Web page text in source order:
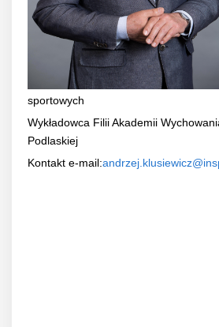
sportowych
Wykładowca Filii Akademii
Podlaskiej
Kontakt e-mail: